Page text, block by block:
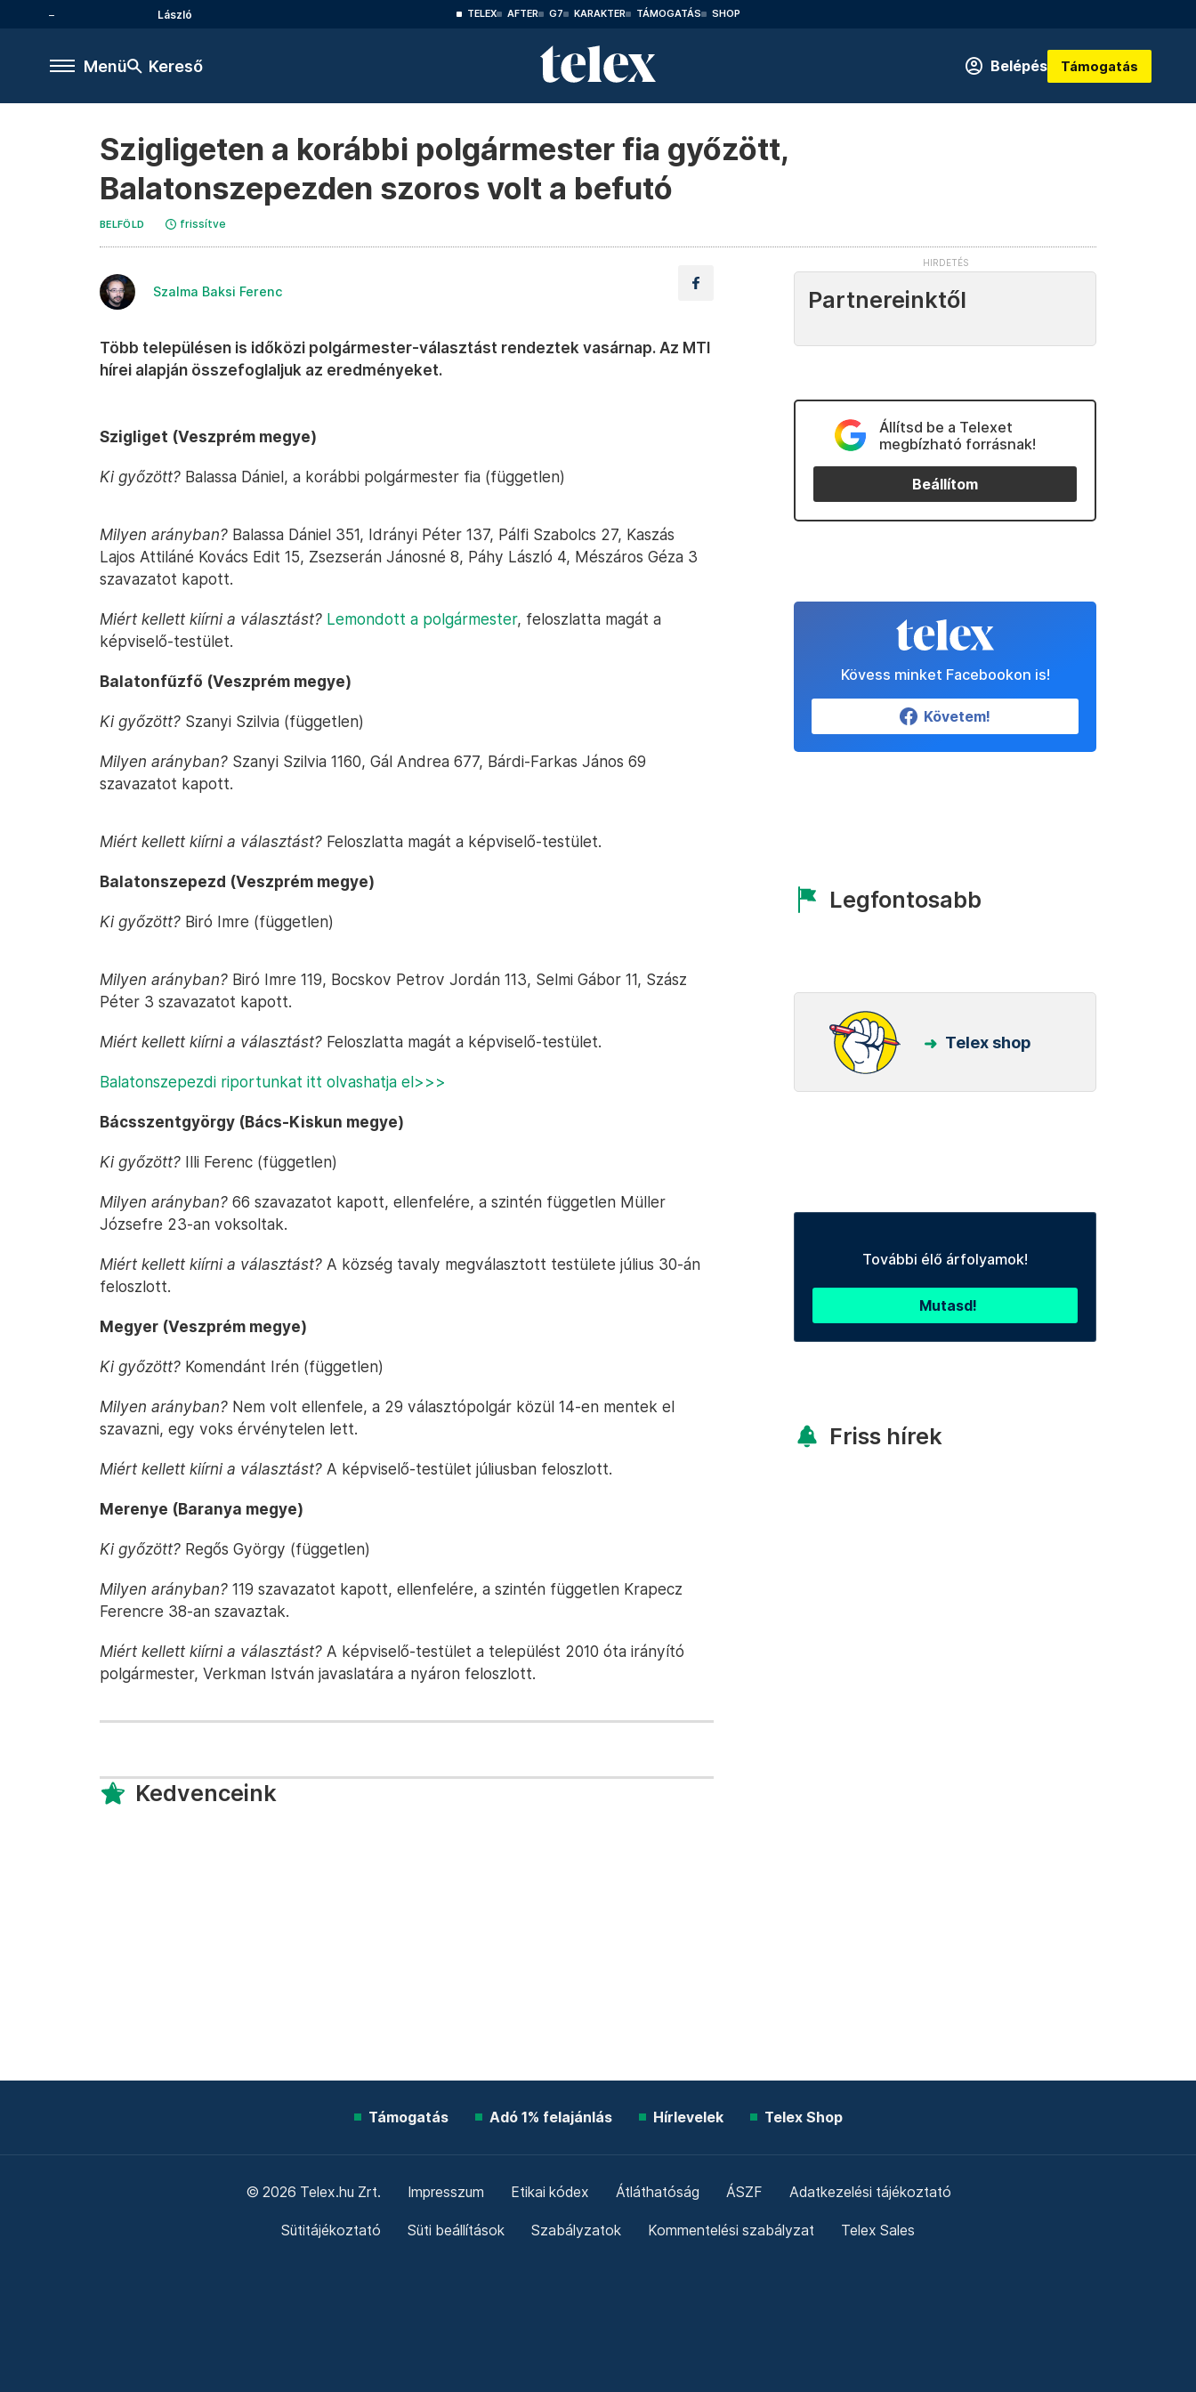
László TELEX AFTER G7 KARAKTER TÁMOGATÁS SHOP
Menü Kereső Belépés Támogatás
Szigligeten a korábbi polgármester fia győzött,
Balatonszepezden szoros volt a befutó
BELFÖLD frissítve
Szalma Baksi Ferenc
Több településen is időközi polgármester-választást rendeztek vasárnap. Az MTI
hírei alapján összefoglaljuk az eredményeket.
Szigliget (Veszprém megye)
Ki győzött? Balassa Dániel, a korábbi polgármester fia (független)
Milyen arányban? Balassa Dániel 351, Idrányi Péter 137, Pálfi Szabolcs 27, Kaszás
Lajos Attiláné Kovács Edit 15, Zsezserán Jánosné 8, Páhy László 4, Mészáros Géza 3
szavazatot kapott.
Miért kellett kiírni a választást? Lemondott a polgármester, feloszlatta magát a
képviselő-testület.
Balatonfűzfő (Veszprém megye)
Ki győzött? Szanyi Szilvia (független)
Milyen arányban? Szanyi Szilvia 1160, Gál Andrea 677, Bárdi-Farkas János 69
szavazatot kapott.
Miért kellett kiírni a választást? Feloszlatta magát a képviselő-testület.
Balatonszepezd (Veszprém megye)
Ki győzött? Biró Imre (független)
Milyen arányban? Biró Imre 119, Bocskov Petrov Jordán 113, Selmi Gábor 11, Szász
Péter 3 szavazatot kapott.
Miért kellett kiírni a választást? Feloszlatta magát a képviselő-testület.
Balatonszepezdi riportunkat itt olvashatja el>>>
Bácsszentgyörgy (Bács-Kiskun megye)
Ki győzött? Illi Ferenc (független)
Milyen arányban? 66 szavazatot kapott, ellenfelére, a szintén független Müller
Józsefre 23-an voksoltak.
Miért kellett kiírni a választást? A község tavaly megválasztott testülete július 30-án
feloszlott.
Megyer (Veszprém megye)
Ki győzött? Komendánt Irén (független)
Milyen arányban? Nem volt ellenfele, a 29 választópolgár közül 14-en mentek el
szavazni, egy voks érvénytelen lett.
Miért kellett kiírni a választást? A képviselő-testület júliusban feloszlott.
Merenye (Baranya megye)
Ki győzött? Regős György (független)
Milyen arányban? 119 szavazatot kapott, ellenfelére, a szintén független Krapecz
Ferencre 38-an szavaztak.
Miért kellett kiírni a választást? A képviselő-testület a települést 2010 óta irányító
polgármester, Verkman István javaslatára a nyáron feloszlott.
Kedvenceink
Partnereinktől
Állítsd be a Telexet
megbízható forrásnak!
Beállítom
Kövess minket Facebookon is!
Követem!
Legfontosabb
Telex shop
További élő árfolyamok!
Mutasd!
Friss hírek
Támogatás Adó 1% felajánlás Hírlevelek Telex Shop
© 2026 Telex.hu Zrt. Impresszum Etikai kódex Átláthatóság ÁSZF Adatkezelési tájékoztató
Sütitájékoztató Süti beállítások Szabályzatok Kommentelési szabályzat Telex Sales